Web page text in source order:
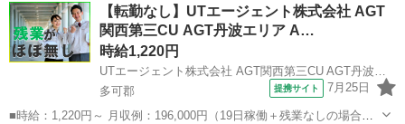
【転勤なし】UTエージェント株式会社 AGT
関西第三CU AGT丹波エリア A…
時給1,220円
多可郡
提携サイト 7月25日
■時給：1,220円～ 月収例：196,000円（19日稼働＋残業なしの場合）